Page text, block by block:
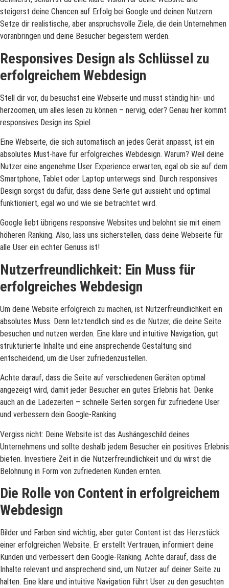
steigerst deine Chancen auf Erfolg bei Google und deinen Nutzern.
Setze dir realistische, aber anspruchsvolle Ziele, die dein Unternehmen
voranbringen und deine Besucher begeistern werden.
Responsives Design als Schlüssel zu
erfolgreichem Webdesign
Stell dir vor, du besuchst eine Webseite und musst ständig hin- und
herzoomen, um alles lesen zu können – nervig, oder? Genau hier kommt
responsives Design ins Spiel.
Eine Webseite, die sich automatisch an jedes Gerät anpasst, ist ein
absolutes Must-have für erfolgreiches Webdesign. Warum? Weil deine
Nutzer eine angenehme User Experience erwarten, egal ob sie auf dem
Smartphone, Tablet oder Laptop unterwegs sind. Durch responsives
Design sorgst du dafür, dass deine Seite gut aussieht und optimal
funktioniert, egal wo und wie sie betrachtet wird.
Google liebt übrigens responsive Websites und belohnt sie mit einem
höheren Ranking. Also, lass uns sicherstellen, dass deine Webseite für
alle User ein echter Genuss ist!
Nutzerfreundlichkeit: Ein Muss für
erfolgreiches Webdesign
Um deine Website erfolgreich zu machen, ist Nutzerfreundlichkeit ein
absolutes Muss. Denn letztendlich sind es die Nutzer, die deine Seite
besuchen und nutzen werden. Eine klare und intuitive Navigation, gut
strukturierte Inhalte und eine ansprechende Gestaltung sind
entscheidend, um die User zufriedenzustellen.
Achte darauf, dass die Seite auf verschiedenen Geräten optimal
angezeigt wird, damit jeder Besucher ein gutes Erlebnis hat. Denke
auch an die Ladezeiten – schnelle Seiten sorgen für zufriedene User
und verbessern dein Google-Ranking.
Vergiss nicht: Deine Website ist das Aushängeschild deines
Unternehmens und sollte deshalb jedem Besucher ein positives Erlebnis
bieten. Investiere Zeit in die Nutzerfreundlichkeit und du wirst die
Belohnung in Form von zufriedenen Kunden ernten.
Die Rolle von Content in erfolgreichem
Webdesign
Bilder und Farben sind wichtig, aber guter Content ist das Herzstück
einer erfolgreichen Website. Er erstellt Vertrauen, informiert deine
Kunden und verbessert dein Google-Ranking. Achte darauf, dass die
Inhalte relevant und ansprechend sind, um Nutzer auf deiner Seite zu
halten. Eine klare und intuitive Navigation führt User zu den gesuchten